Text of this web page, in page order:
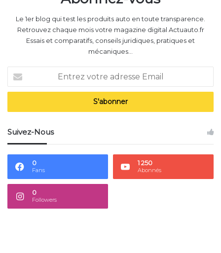
Le 1er blog qui test les produits auto en toute transparence.
Retrouvez chaque mois votre magazine digital Actuauto.fr
Essais et comparatifs, conseils juridiques, pratiques et
mécaniques...
votre
adresse
Suivez-Nous
0
Fans
1 250
Abonnés
0
Followers